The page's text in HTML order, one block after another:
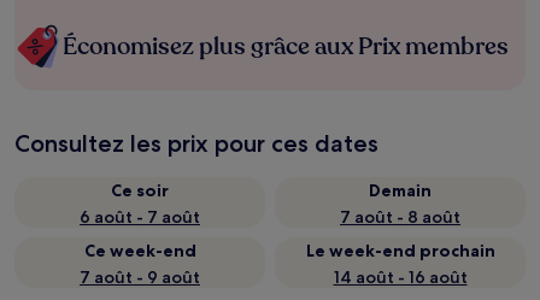
Économisez plus grâce aux Prix membres
Consultez les prix pour ces dates
Ce soir
6 août - 7 août
Demain
7 août - 8 août
Ce week-end
7 août - 9 août
Le week-end prochain
14 août - 16 août